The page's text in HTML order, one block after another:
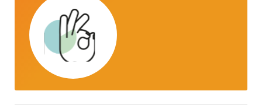
Информация о продажах готовых кормов
для собак детализирована по секторам
рынка:
оптовая торговля